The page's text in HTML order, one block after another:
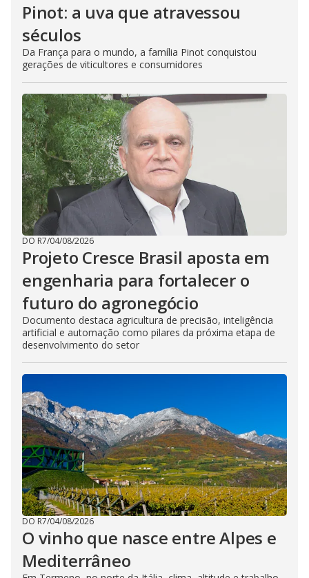
Pinot: a uva que atravessou
séculos
Da França para o mundo, a família Pinot conquistou
gerações de viticultores e consumidores
DO R7/04/08/2026
Projeto Cresce Brasil aposta em
engenharia para fortalecer o
futuro do agronegócio
Documento destaca agricultura de precisão, inteligência
artificial e automação como pilares da próxima etapa de
desenvolvimento do setor
DO R7/04/08/2026
O vinho que nasce entre Alpes e
Mediterrâneo